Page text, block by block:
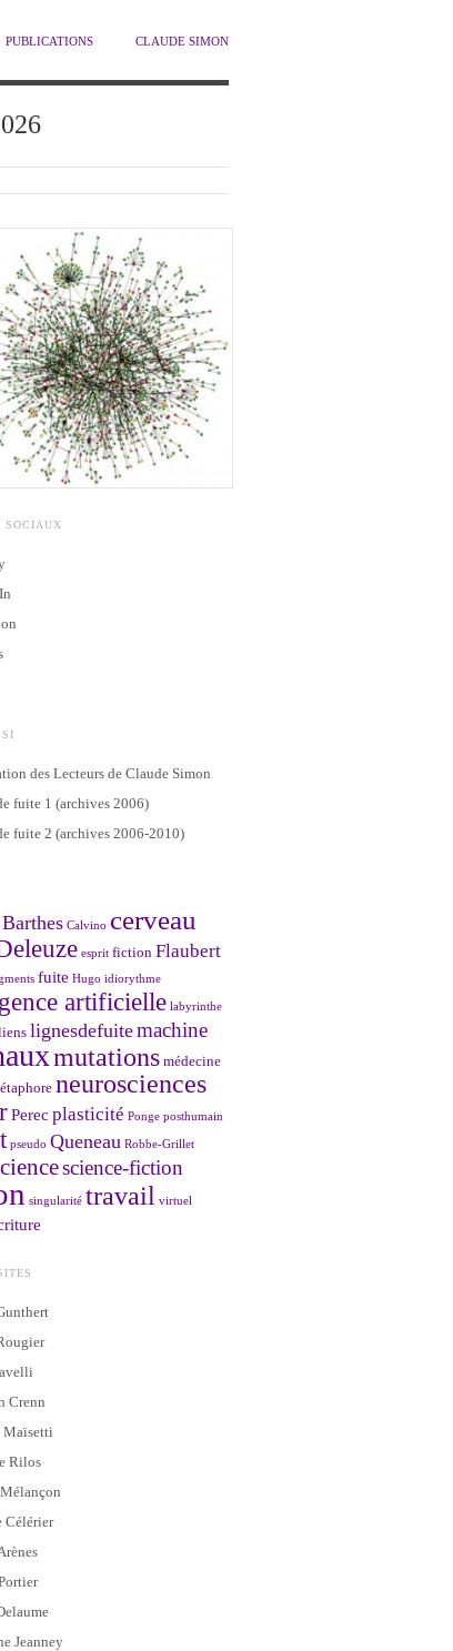
PUBLICATIONS CLAUDE SIMON
SOCIAUX
des Lecteurs de Claude Simon
fuite 1 (archives 2006)
fuite 2 (archives 2006-2010)
Barthes Calvino cerveau
esprit fiction Flaubert
fuite Hugo idiorythme
artificielle labyrinthe
lignesdefuitemachine
mutations médecine
neurosciences
Perec plasticité Ponge posthumain
pseudo Queneau Robbe-Grillet
science-fiction
singularité travail virtuel
Crenn
Maïsetti
Rilos
Célérier
Jeanney